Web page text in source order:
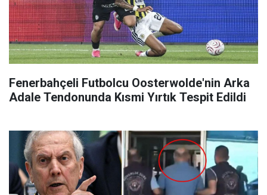
Fenerbahçeli Futbolcu Oosterwolde'nin Arka
Adale Tendonunda Kısmi Yırtık Tespit Edildi